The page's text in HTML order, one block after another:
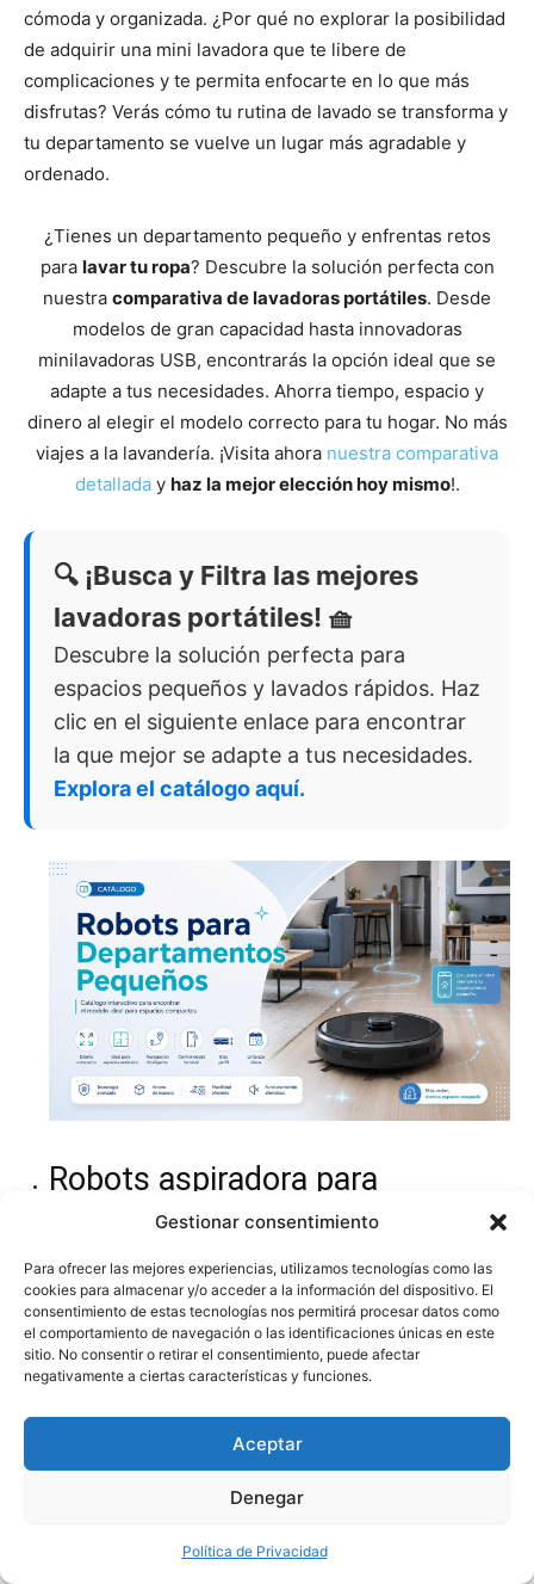
Gestionar consentimiento
Para ofrecer las mejores experiencias, utilizamos tecnologías como las
cookies para almacenar y/o acceder a la información del dispositivo. El
consentimiento de estas tecnologías nos permitirá procesar datos como
el comportamiento de navegación o las identificaciones únicas en este
sitio. No consentir o retirar el consentimiento, puede afectar
negativamente a ciertas características y funciones.
Aceptar
Denegar
Política de Privacidad
cómoda y organizada. ¿Por qué no explorar la posibilidad
de adquirir una mini lavadora que te libere de
complicaciones y te permita enfocarte en lo que más
disfrutas? Verás cómo tu rutina de lavado se transforma y
tu departamento se vuelve un lugar más agradable y
ordenado.
¿Tienes un departamento pequeño y enfrentas retos
para lavar tu ropa? Descubre la solución perfecta con
nuestra comparativa de lavadoras portátiles. Desde
modelos de gran capacidad hasta innovadoras
minilavadoras USB, encontrarás la opción ideal que se
adapte a tus necesidades. Ahorra tiempo, espacio y
dinero al elegir el modelo correcto para tu hogar. No más
viajes a la lavandería. ¡Visita ahora nuestra comparativa
detalladay haz la mejor elección hoy mismo!.
🔍 ¡Busca y Filtra las mejores
lavadoras portátiles! 🧺
Descubre la solución perfecta para
espacios pequeños y lavados rápidos. Haz
clic en el siguiente enlace para encontrar
la que mejor se adapte a tus necesidades.
Explora el catálogo aquí.
Robots aspiradora para
departamentos pequeños:
limpieza práctica